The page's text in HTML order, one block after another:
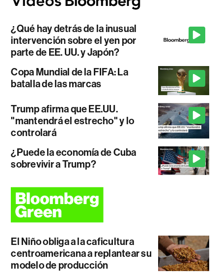
¿Qué hay detrás de la inusual
intervención sobre el yen por
parte de EE. UU. y Japón?
Copa Mundial de la FIFA: La
batalla de las marcas
Trump afirma que EE.UU.
"mantendrá el estrecho" y lo
controlará
¿Puede la economía de Cuba
sobrevivir a Trump?
El Niño obliga a la caficultura
centroamericana a replantear su
modelo de producción